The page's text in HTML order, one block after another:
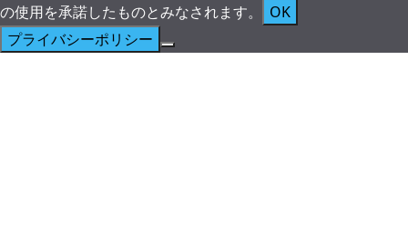
の使用を承諾したものとみなされます。
OK
プライバシーポリシー